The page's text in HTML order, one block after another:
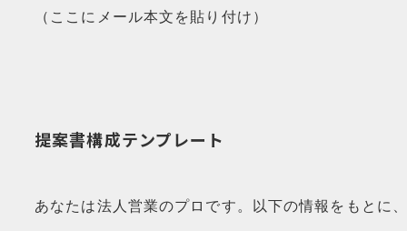
（ここにメール本文を貼り付け）
提案書構成テンプレート
あなたは法人営業のプロです。以下の情報をもとに